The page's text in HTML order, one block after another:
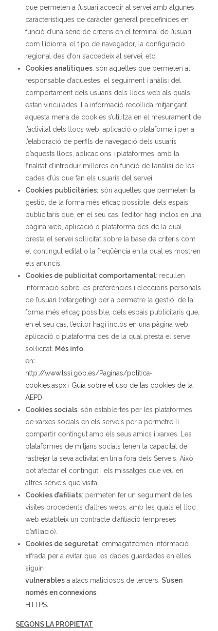
que permeten a l’usuari accedir al servei amb algunes
caràcterístiques de caràcter general predefinides en
funció d’una sèrie de criteris en el terminal de l’usuari
com l’idioma, el tipo de navegador, la configuració
regional des d’on s’accedeix al servei, etc.
Cookies analítiques: són aquelles que permeten al
responsable d’aquestes, el seguiment i anàlisi del
comportament dels usuaris dels llocs web als quals
estan vinculades. La informació recollida mitjançant
aquesta mena de cookies s’utilitza en el mesurament de
l’activitat dels llocs web, aplicació o plataforma i per a
l’elaboració de perfils de navegació dels usuaris
d’aquests llocs, aplicacions i plataformes, amb la
finalitat d’introduir millores en funció de l’anàlisi de les
dades d’ús que fan els usuaris del servei.
Cookies publicitàries: són aquelles que permeten la
gestió, de la forma més eficaç possible, dels espais
publicitaris que, en el seu cas, l’editor hagi inclòs en una
pàgina web, aplicació o plataforma des de la qual
presta el servei sol·licitat sobre la base de criteris com
el contingut editat o la freqüència en la qual es mostren
els anuncis.
Cookies de publicitat comportamental: recullen
informació sobre les preferències i eleccions personals
de l’usuari (retargeting) per a permetre la gestió, de la
forma més eficaç possible, dels espais publicitaris que,
en el seu cas, l’editor hagi inclòs en una pàgina web,
aplicació o plataforma des de la qual presta el servei
sol·licitat. Més info
en:
http://www.lssi.gob.es/Paginas/politica-
cookies.aspx i Guía sobre el uso de las cookies de la
AEPD.
Cookiessocials: són establertes per les plataformes
de xarxes socials en els serveis per a permetre-li
compartir contingut amb els seus amics i xarxes. Les
plataformes de mitjans socials tenen la capacitat de
rastrejar la seva activitat en línia fora dels Serveis. Això
pot afectar el contingut i els missatges que veu en
altres serveis que visita.
Cookies d’afiliats: permeten fer un seguiment de les
visites procedents d’altres webs, amb les quals el lloc
web estableix un contracte d’afiliació (empreses
d’afiliació).
Cookies de seguretat: emmagatzemen informació
xifrada per a evitar que les dades guardades en elles
siguin
vulnerables a atacs maliciosos de tercers.S’usen
només en connexions
HTTPS.
SEGONS LA PROPIETAT